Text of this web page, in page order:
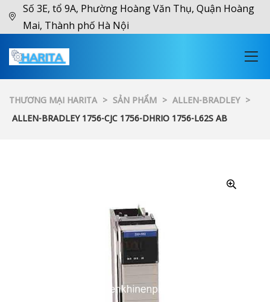
Số 3E, tổ 9A, Phường Hoàng Văn Thụ, Quận Hoàng
Mai, Thành phố Hà Nội
THƯƠNG MẠI HARITA > SẢN PHẨM > ALLEN-BRADLEY >
ALLEN-BRADLEY 1756-CJC 1756-DHRIO 1756-L62S AB